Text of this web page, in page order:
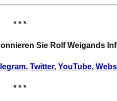
* * *
Sie Rolf Weigands
, Twitter, YouTube,
* * *